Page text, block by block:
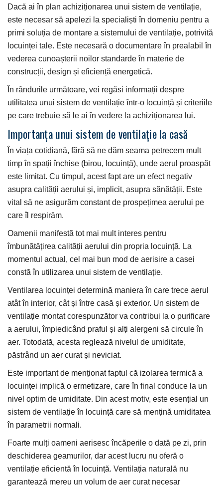
Dacă ai în plan achiziționarea unui sistem de ventilație,
este necesar să apelezi la specialiști în domeniu pentru a
primi soluția de montare a sistemului de ventilație, potrivită
locuinței tale. Este necesară o documentare în prealabil în
vederea cunoașterii noilor standarde în materie de
construcții, design și eficiență energetică.
În rândurile următoare, vei regăsi informații despre
utilitatea unui sistem de ventilație într-o locuință și criteriile
pe care trebuie să le ai în vedere la achiziționarea lui.
Importanța unui sistem de ventilație la casă
În viața cotidiană, fără să ne dăm seama petrecem mult
timp în spații închise (birou, locuință), unde aerul proaspăt
este limitat. Cu timpul, acest fapt are un efect negativ
asupra calității aerului și, implicit, asupra sănătății. Este
vital să ne asigurăm constant de prospețimea aerului pe
care îl respirăm.
Oamenii manifestă tot mai mult interes pentru
îmbunătățirea calității aerului din propria locuință. La
momentul actual, cel mai bun mod de aerisire a casei
constă în utilizarea unui sistem de ventilație.
Ventilarea locuinței determină maniera în care trece aerul
atât în interior, cât și între casă și exterior. Un sistem de
ventilație montat corespunzător va contribui la o purificare
a aerului, împiedicând praful și alți alergeni să circule în
aer. Totodată, acesta reglează nivelul de umiditate,
păstrând un aer curat și neviciat.
Este important de menționat faptul că izolarea termică a
locuinței implică o ermetizare, care în final conduce la un
nivel optim de umiditate. Din acest motiv, este esențial un
sistem de ventilație în locuință care să mențină umiditatea
în parametrii normali.
Foarte mulți oameni aerisesc încăperile o dată pe zi, prin
deschiderea geamurilor, dar acest lucru nu oferă o
ventilație eficientă în locuință. Ventilația naturală nu
garantează mereu un volum de aer curat necesar